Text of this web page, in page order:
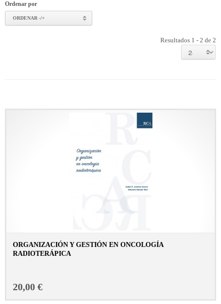
Ordenar por
ORDENAR -/+
Resultados 1 - 2 de 2
ORGANIZACIÓN Y GESTIÓN EN ONCOLOGÍA
RADIOTERÁPICA
20,00 €